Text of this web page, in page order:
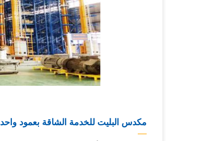
مكدس البليت للخدمة الشاقة بعمود واحد
—